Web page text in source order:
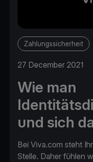
Zahlungssicherheit
27 December 2021
Wie man
und sich
Bei Viva.com steht
Stelle. Daher fühlen